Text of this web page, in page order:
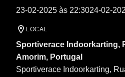
23-02-2025 às 22:3024-02-
LOCAL
Sportiverace Indoorkarting,
Amorim, Portugal
Sportiverace Indoorkarting,